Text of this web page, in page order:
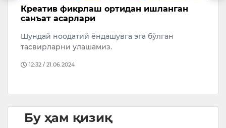
Креатив фикрлаш ортидан ишланган
санъат асарлари
Шундай ноодатий ёндашувга эга бўлган
тасвирларни улашамиз.
12:32 / 21.06.2024
Бу ҳам қизиқ